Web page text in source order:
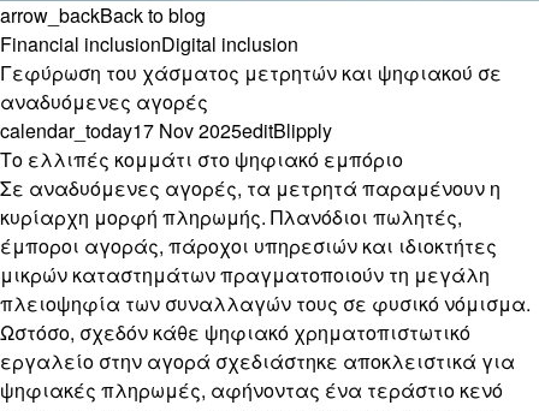
arrow_backBack to blog
Financial inclusionDigital inclusion
Γεφύρωση του χάσματος μετρητών και ψηφιακού σε
αναδυόμενες αγορές
calendar_today17 Nov 2025editBlipply
Το ελλιπές κομμάτι στο ψηφιακό εμπόριο
Σε αναδυόμενες αγορές, τα μετρητά παραμένουν η
κυρίαρχη μορφή πληρωμής. Πλανόδιοι πωλητές,
έμποροι αγοράς, πάροχοι υπηρεσιών και ιδιοκτήτες
μικρών καταστημάτων πραγματοποιούν τη μεγάλη
πλειοψηφία των συναλλαγών τους σε φυσικό νόμισμα.
Ωστόσο, σχεδόν κάθε ψηφιακό χρηματοπιστωτικό
εργαλείο στην αγορά σχεδιάστηκε αποκλειστικά για
ψηφιακές πληρωμές, αφήνοντας ένα τεράστιο κενό